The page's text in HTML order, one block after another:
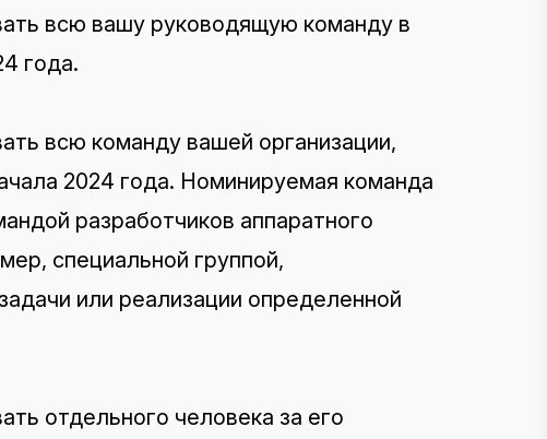
всю вашу руководящую команду в
года.
всю команду вашей организации,
2024 года. Номинируемая команда
разработчиков аппаратного
специальной группой,
или реализации определенной
отдельного человека за его